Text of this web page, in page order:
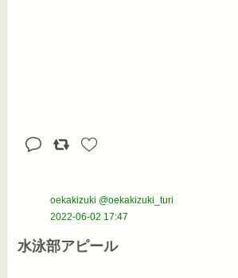
oekakizuki @oekakizuki_turi
2022-06-02 17:47
水泳部アピール